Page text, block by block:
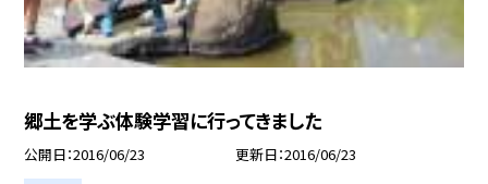
郷土を学ぶ体験学習に行ってきました
公開日 2016/06/23 更新日 2016/06/23